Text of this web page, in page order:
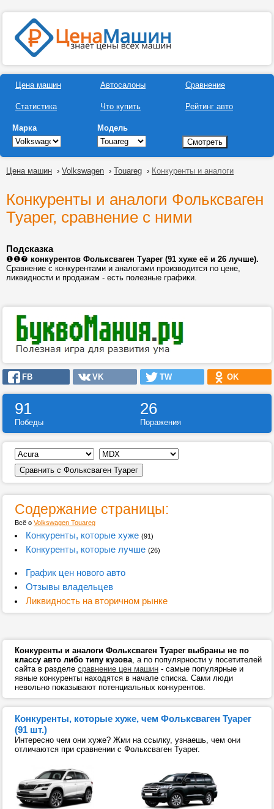
Цена машин
Статистика
Автосалоны
Что купить
Сравнение
Рейтинг авто
Марка Модель
Цена машин › Volkswagen › Touareg › Конкуренты и аналоги
Конкуренты и аналоги Фольксваген
Туарег, сравнение с ними
Подсказка
❶❶❼ конкурентов Фольксваген Туарег (91 хуже её и 26 лучше).
Сравнение с конкурентами и аналогами производится по цене,
ликвидности и продажам - есть полезные графики.
FB VK TW OK
91 26
Победы Поражения
Содержание страницы:
Всё о Volkswagen Touareg
Конкуренты, которые хуже (91)
Конкуренты, которые лучше (26)
График цен нового авто
Отзывы владельцев
Ликвидность на вторичном рынке
Конкуренты и аналоги Фольксваген Туарег выбраны не по
классу авто либо типу кузова, а по популярности у посетителей
сайта в разделе сравнение цен машин - самые популярные и
явные конкуренты находятся в начале списка. Сами люди
невольно показывают потенциальных конкурентов.
Конкуренты, которые хуже, чем Фольксваген Туарег
(91 шт.)
Интересно чем они хуже? Жми на ссылку, узнаешь, чем они
отличаются при сравнении с Фольксваген Туарег.